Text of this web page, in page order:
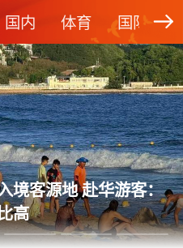
国内 体育 国际
境客源地 赴华游客：
高